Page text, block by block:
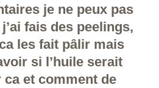
je ne peux pas
fais des peelings,
les fait pâlir mais
si l’huile serait
ca et comment de